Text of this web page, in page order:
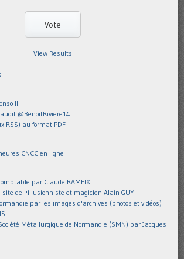
View Results
II
@BenoitRiviere14
RSS) au format PDF
CNCC en ligne
par Claude RAMEIX
site de l'illusionniste et magicien Alain GUY
par les images d'archives (photos et vidéos)
Métallurgique de Normandie (SMN) par Jacques